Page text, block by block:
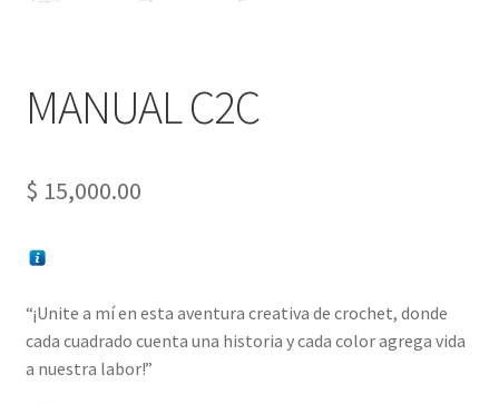
MANUAL C2C
$ 15,000.00
“¡Unite a mí en esta aventura creativa de crochet, donde
cada cuadrado cuenta una historia y cada color agrega vida
a nuestra labor!”